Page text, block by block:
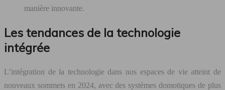
manière innovante.
Les tendances de la technologie
intégrée
L’intégration de la technologie dans nos espaces de vie atteint de
nouveaux sommets en 2024, avec des systèmes domotiques de plus